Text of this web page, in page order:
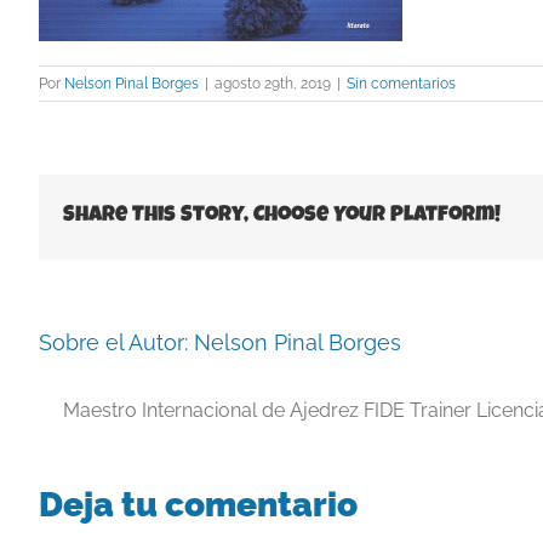
Por Nelson Pinal Borges | agosto 29th, 2019 | Sin comentarios
Share This Story, Choose Your Platform!
Sobre el Autor: Nelson Pinal Borges
Maestro Internacional de Ajedrez FIDE Trainer
Deja tu comentario